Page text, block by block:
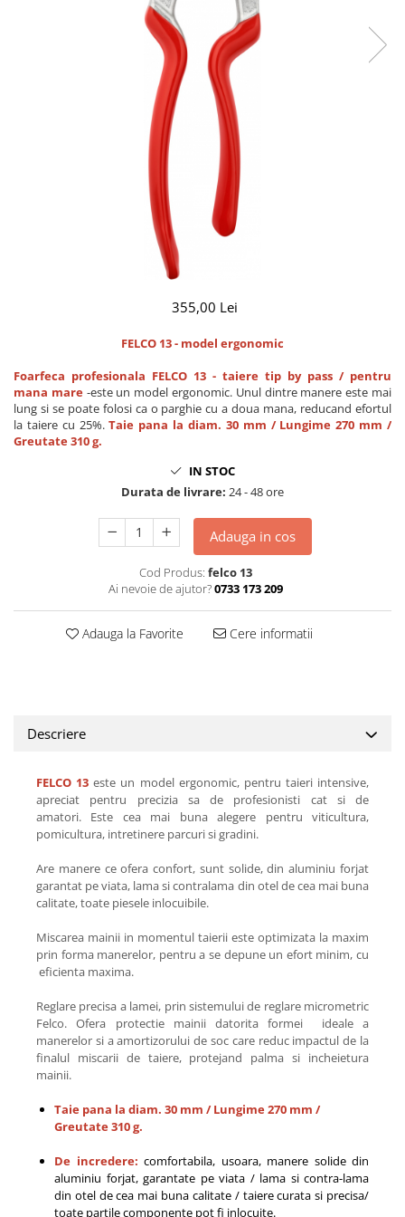
CUTITE PENTRU ALTOIT
FOARFECE ELECTRICE SI ACCESORII
UNELTE PENTRU GRADINARIT
355,00 Lei
FELCO 13 - model ergonomic
Foarfeca profesionala FELCO 13 - taiere tip by pass / pentru
mana mare -este un model ergonomic. Unul dintre manere este mai
lung si se poate folosi ca o parghie cu a doua mana, reducand efortul
la taiere cu 25%.Taie pana la diam. 30 mm / Lungime 270 mm /
Greutate 310 g.
IN STOC
Durata de livrare: 24 - 48 ore
Adauga in cos
Cod Produs: felco 13
Ai nevoie de ajutor?0733 173 209
Adauga la Favorite Cere informatii
Descriere
FELCO 13 este un model ergonomic, pentru taieri intensive,
apreciat pentru precizia sa de profesionisti cat si de
amatori. Este cea mai buna alegere pentru viticultura,
pomicultura, intretinere parcuri si gradini.
Are manere ce ofera confort, sunt solide, din aluminiu forjat
garantat pe viata, lama si contralama din otel de cea mai buna
calitate, toate piesele inlocuibile.
Miscarea mainii in momentul taierii este optimizata la maxim
prin forma manerelor, pentru a se depune un efort minim, cu
eficienta maxima.
Reglare precisa a lamei, prin sistemului de reglare micrometric
Felco. Ofera protectie mainii datorita formei ideale a
manerelor si a amortizorului de soc care reduc impactul de la
finalul miscarii de taiere, protejand palma si incheietura
mainii.
Taie pana la diam. 30 mm / Lungime 270 mm /
Greutate 310 g.
De incredere: comfortabila, usoara, manere solide din
aluminiu forjat, garantate pe viata / lama si contra-lama
din otel de cea mai buna calitate / taiere curata si precisa/
toate partile componente pot fi inlocuite.